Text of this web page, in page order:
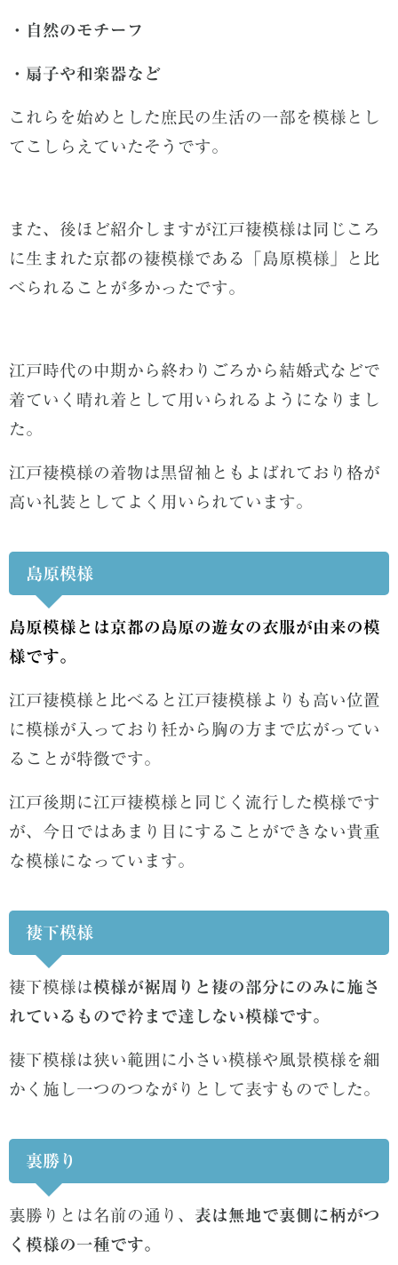
・自然のモチーフ
・扇子や和楽器など
これらを始めとした庶民の生活の一部を模様とし
てこしらえていたそうです。
また、後ほど紹介しますが江戸褄模様は同じころ
に生まれた京都の褄模様である「島原模様」と比
べられることが多かったです。
江戸時代の中期から終わりごろから結婚式などで
着ていく晴れ着として用いられるようになりまし
た。
江戸褄模様の着物は黒留袖ともよばれており格が
高い礼装としてよく用いられています。
島原模様
島原模様とは京都の島原の遊女の衣服が由来の模
様です。
江戸褄模様と比べると江戸褄模様よりも高い位置
に模様が入っており衽から胸の方まで広がってい
ることが特徴です。
江戸後期に江戸褄模様と同じく流行した模様です
が、今日ではあまり目にすることができない貴重
な模様になっています。
褄下模様
褄下模様は模様が裾周りと褄の部分にのみに施さ
れているもので衿まで達しない模様です。
褄下模様は狭い範囲に小さい模様や風景模様を細
かく施し一つのつながりとして表すものでした。
裏勝り
裏勝りとは名前の通り、 表は無地で裏側に柄がつ
く模様の一種です。